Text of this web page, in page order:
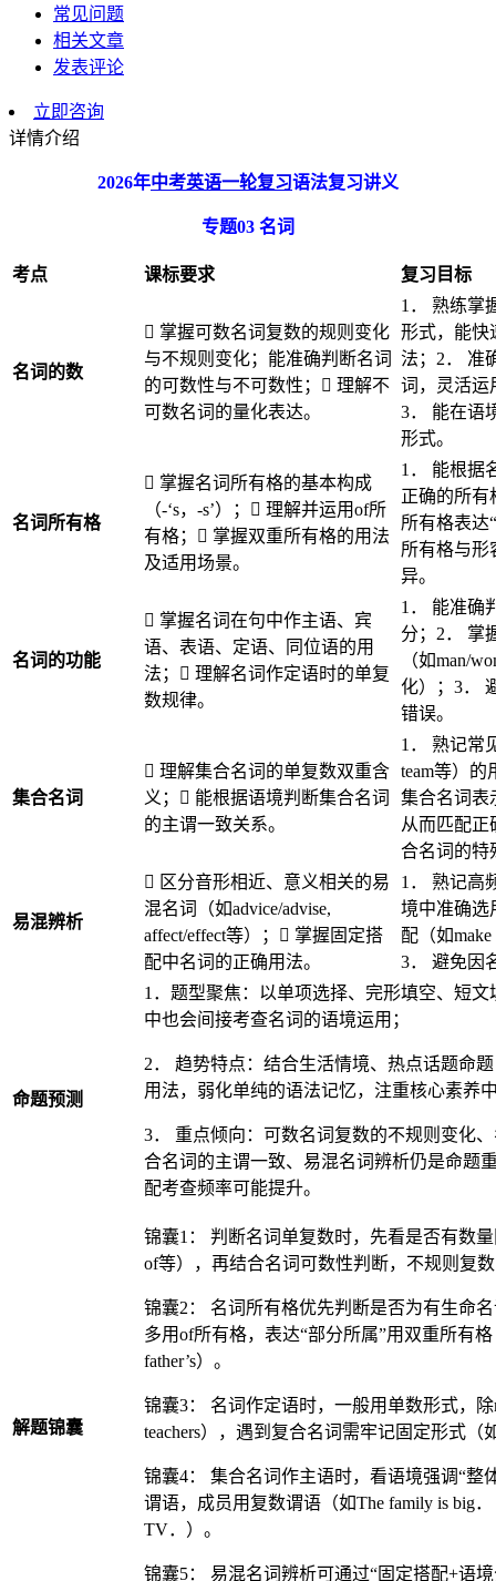
常见问题
相关文章
发表评论
立即咨询
详情介绍
2026年中考英语一轮复习语法复习讲义
专题03 名词
考点 课标要求 复习目标
名词的数
 掌握可数名词复数的规则变化
与不规则变化；能准确判断名词
的可数性与不可数性； 理解不
可数名词的量化表达。
1． 熟练掌
形式，能快
法；2． 准
词，灵活运
3． 能在语
形式。
名词所有格
 掌握名词所有格的基本构成
（-‘s，-s’）； 理解并运用of所
有格； 掌握双重所有格的用法
及适用场景。
1． 能根据
正确的所有
所有格表达
所有格与形
异。
名词的功能
 掌握名词在句中作主语、宾
语、表语、定语、同位语的用
法； 理解名词作定语时的单复
数规律。
1． 能准确
分；2． 掌
（如man/
化）；3．
错误。
集合名词
 理解集合名词的单复数双重含
义； 能根据语境判断集合名词
的主谓一致关系。
1． 熟记常
team等）的
集合名词表
从而匹配正
合名词的特
易混辨析
 区分音形相近、意义相关的易
混名词（如advice/advise,
affect/effect等）； 掌握固定搭
配中名词的正确用法。
1． 熟记高
境中准确选
配（如make
3． 避免因
命题预测
1．题型聚焦：以单项选择、完形填空、短
中也会间接考查名词的语境运用；
2． 趋势特点：结合生活情境、热点话题命
用法，弱化单纯的语法记忆，注重核心素养
3． 重点倾向：可数名词复数的不规则变化
合名词的主谓一致、易混名词辨析仍是命题
配考查频率可能提升。
解题锦囊
锦囊1： 判断名词单复数时，先看是否有数量
of等），再结合名词可数性判断，不规则复
锦囊2： 名词所有格优先判断是否为有生命名
多用of所有格，表达“部分所属”用双重所有格
father’s）。
锦囊3： 名词作定语时，一般用单数形式，除
teachers），遇到复合名词需牢记固定形式（
锦囊4： 集合名词作主语时，看语境强调“整
谓语，成员用复数谓语（如The family is big．
TV．）。
锦囊5： 易混名词辨析可通过“固定搭配+语